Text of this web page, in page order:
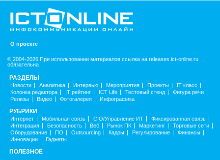
О проекте
© 2004-2026 При использовании материалов ссылка на releases.ict-online.ru
обязательна
РАЗДЕЛЫ
Новости Аналитика Интервью Мероприятия Проекты
IT класс
Колонка редактора
IT рейтинг ICT Life Тестовый стенд
Фигура речи
Релизы
Видео Фотогалерея Инфографика
РУБРИКИ
Интернет Мобильная связь CIO/Управление ИТ
Фиксированная связь
Интеграция
Безопасность Веб Рынок ПК Маркетинг
Торговые сети
Оборудование
ПО Outsourcing Кадры Регулирование
Финансы
Инновации
Гаджеты
ПОЛЕЗНОЕ